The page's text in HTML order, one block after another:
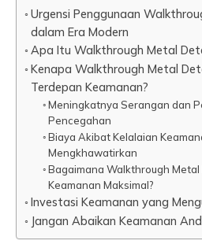
Urgensi Penggunaan
dalam Era Modern
Apa Itu Walkthrough Metal
Kenapa Walkthrough Metal
Terdepan Keamanan?
Meningkatnya Serangan dan
Pencegahan
Biaya Akibat Kelalaian
Mengkhawatirkan
Bagaimana Walkthrough
Keamanan Maksimal?
Investasi Keamanan yang
Jangan Abaikan Keamanan